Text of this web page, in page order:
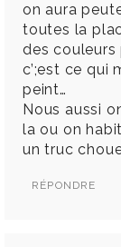
on aura
toutes la
des couleurs
c’;est ce qui
peint…
Nous aussi
la ou on
un truc
RÉPONDRE